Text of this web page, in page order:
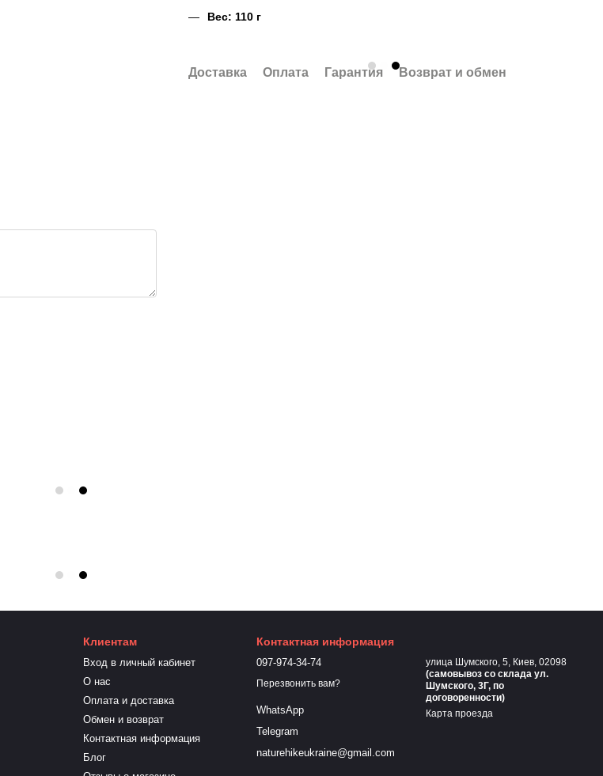
Вес: 110 г
Доставка Оплата Гарантия Возврат и обмен
Клиентам
Вход в личный кабинет
О нас
Оплата и доставка
Обмен и возврат
Контактная информация
Блог
Контактная информация
097-974-34-74
Перезвонить вам?
WhatsApp
Telegram
naturehikeukraine@gmail.com
улица Шумского, 5, Киев, 02098
(самовывоз cо склада ул.
Шумского, 3Г, по
договоренности)
Карта проезда